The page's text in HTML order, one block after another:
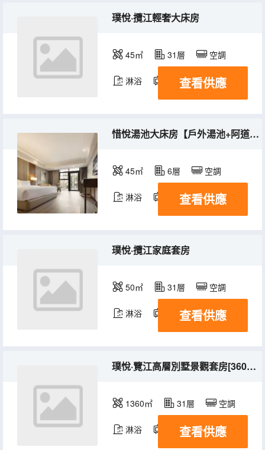
璞悅·攬江輕奢大床房
45㎡ 31層 空調
淋浴 電視機
查看供應
惜悅湯池大床房【戶外湯池+阿道夫洗護+康乃馨床品】
45㎡ 6層 空調
淋浴 電視機
查看供應
璞悅·攬江家庭套房
50㎡ 31層 空調
淋浴 電視機
查看供應
璞悅·覽江高層別墅景觀套房[360度高層別墅江景]
1360㎡ 31層 空調
淋浴 電視機
查看供應